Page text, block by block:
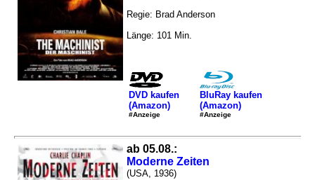
Regie: Brad Anderson
Länge: 101 Min.
DVD kaufen
(Amazon)
#Anzeige
BluRay kaufen
(Amazon)
#Anzeige
ab 05.08.:
Moderne Zeiten
(USA, 1936)